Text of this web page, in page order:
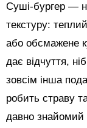
Суші-бургер —
текстуру:
або обсмажене
дає відчуття,
зовсім інша
робить страву
давно знайомий